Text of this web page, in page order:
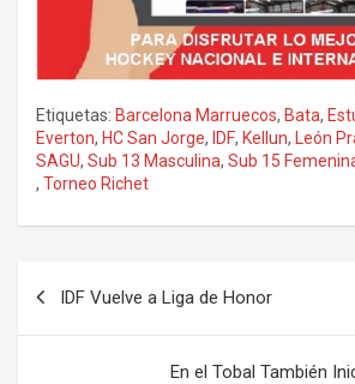
Etiquetas: Barcelona Marruecos, Bata,
Everton, HC San Jorge, IDF, Kellun, León
SAGU, Sub 13 Masculina, Sub 15
, Torneo Richet
IDF Vuelve a Liga de Honor
En el Tobal También